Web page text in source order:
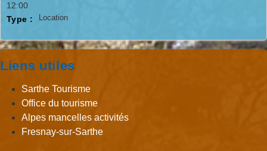
12:00
Type :
Location
Liens utiles
Sarthe Tourisme
Office du tourisme
Alpes mancelles activités
Fresnay-sur-Sarthe